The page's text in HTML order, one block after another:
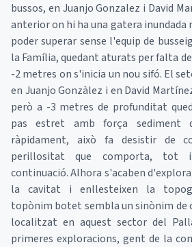
bussos, en Juanjo Gonzalez i David
anterior on hi ha una gatera inundada
poder superar sense l'equip de
la Família, quedant aturats per falta
-2 metres on s'inicia un nou sifó. El
en Juanjo Gonzàlez i en David
però a -3 metres de profunditat
pas estret amb força sediment
ràpidament, això fa desistir de
perillositat que comporta, tot
continuació. Alhora s'acaben
la cavitat i enllesteixen la
topònim botet sembla un sinònim de
localitzat en aquest sector del
primeres exploracions, gent de la